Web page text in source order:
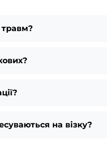
травм?
на візку?